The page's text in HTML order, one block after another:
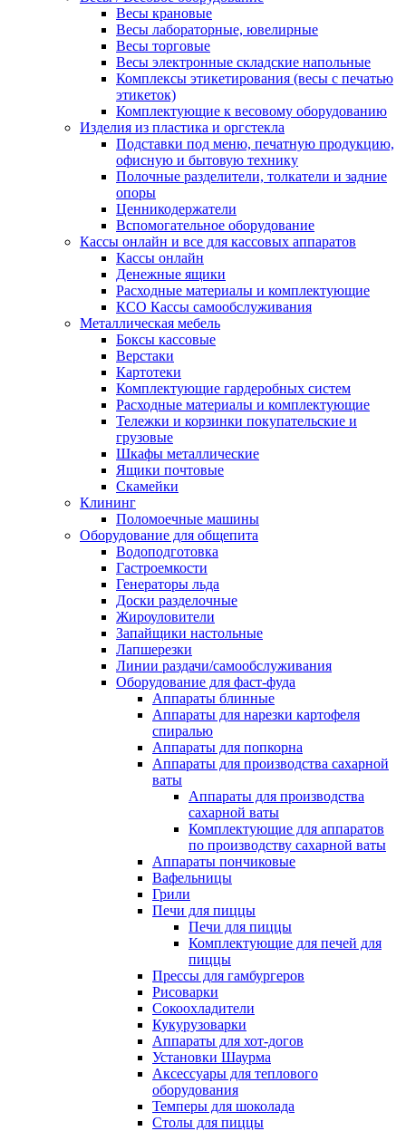
Весы крановые
Весы лабораторные, ювелирные
Весы торговые
Весы электронные складские напольные
Комплексы этикетирования (весы с печатью
этикеток)
Комплектующие к весовому оборудованию
Изделия из пластика и оргстекла
Подставки под меню, печатную продукцию,
офисную и бытовую технику
Полочные разделители, толкатели и задние
опоры
Ценникодержатели
Вспомогательное оборудование
Кассы онлайн и все для кассовых аппаратов
Кассы онлайн
Денежные ящики
Расходные материалы и комплектующие
КСО Кассы самообслуживания
Металлическая мебель
Боксы кассовые
Верстаки
Картотеки
Комплектующие гардеробных систем
Расходные материалы и комплектующие
Тележки и корзинки покупательские и
грузовые
Шкафы металлические
Ящики почтовые
Скамейки
Клининг
Поломоечные машины
Оборудование для общепита
Водоподготовка
Гастроемкости
Генераторы льда
Доски разделочные
Жироуловители
Запайщики настольные
Лапшерезки
Линии раздачи/самообслуживания
Оборудование для фаст-фуда
Аппараты блинные
Аппараты для нарезки картофеля
спиралью
Аппараты для попкорна
Аппараты для производства сахарной
ваты
Аппараты для производства
сахарной ваты
Комплектующие для аппаратов
по производству сахарной ваты
Аппараты пончиковые
Вафельницы
Грили
Печи для пиццы
Печи для пиццы
Комплектующие для печей для
пиццы
Прессы для гамбургеров
Рисоварки
Сокоохладители
Кукурузоварки
Аппараты для хот-догов
Установки Шаурма
Аксессуары для теплового
оборудования
Темперы для шоколада
Столы для пиццы